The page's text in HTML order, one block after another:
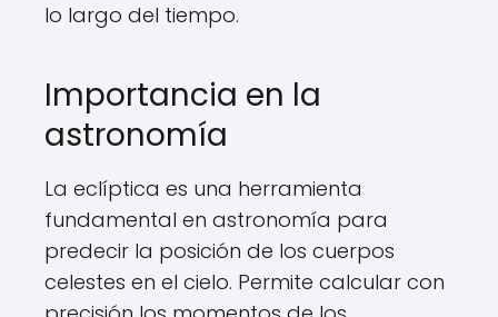
lo largo del tiempo.
Importancia en la
astronomía
La eclíptica es una herramienta
fundamental en astronomía para
predecir la posición de los cuerpos
celestes en el cielo. Permite calcular con